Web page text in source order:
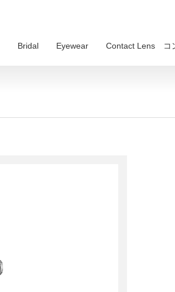
Bridal Eyewear Contact Lens コ